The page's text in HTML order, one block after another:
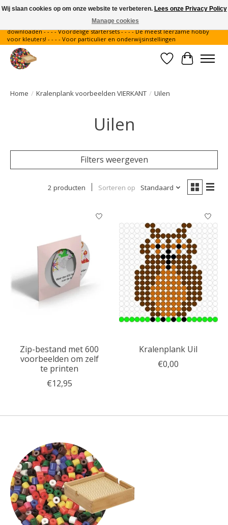
Gratis verzending binnen Nederland - - - - Legvoorbeelden gratis te
downloaden - - - - Voordelige startersets - - - - De meest leerzame hobby
voor kleuters! - - - - Voor particulier en onderwijsinstellingen
Verlanglijst
Home / Kralenplank voorbeelden VIERKANT / Uilen
Uilen
Filters weergeven
2 producten Sorteren op Standaard
Zip-bestand met 600
voorbeelden om zelf
te printen
€12,95
Kralenplank Uil
€0,00
Wij slaan cookies op om onze website te verbeteren. Lees onze Privacy Policy
Manage cookies